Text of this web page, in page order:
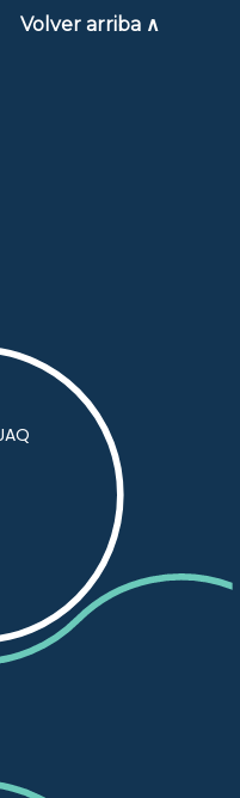
Volver arriba ∧